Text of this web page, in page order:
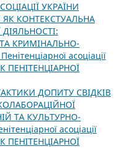
УКРАЇНИ
ЯК КОНТЕКСТУАЛЬНА
КРИМІНАЛЬНО-
асоціації
ПЕНІТЕНЦІАРНОЇ
ДОПИТУ СВІДКІВ
ТА КУЛЬТУРНО-
асоціації
ПЕНІТЕНЦІАРНОЇ